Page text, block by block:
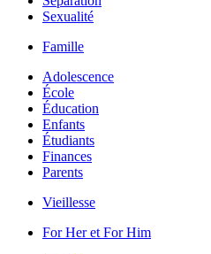
Sexualité
Famille
Adolescence
École
Éducation
Enfants
Étudiants
Finances
Parents
Vieillesse
For Her et For Him